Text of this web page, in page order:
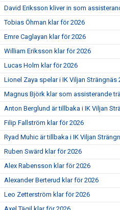
David Eriksson kliver in som
Tobias Öhman klar för 2026
Emre Caglayan klar för 2026
William Eriksson klar för 2026
Lucas Holm klar för 2026
Lionel Zaya spelar i IK Viljan Strängnäs
Magnus Björk klar som assisterande
Anton Berglund är tillbaka i IK Viljan
Filip Fallström klar för 2026
Ryad Muhic är tillbaka i IK Viljan
Ruben Swärd klar för 2026
Alex Rabensson klar för 2026
Alexander Berterud klar för 2026
Leo Zetterström klar för 2026